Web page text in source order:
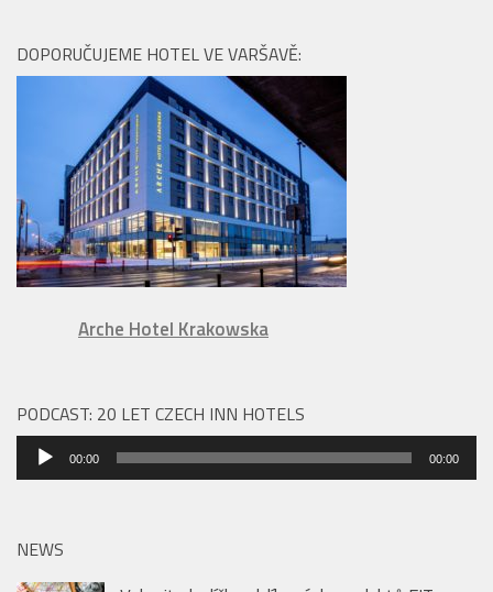
DOPORUČUJEME HOTEL VE VARŠAVĚ:
Arche Hotel Krakowska
PODCAST: 20 LET CZECH INN HOTELS
Audio
přehrávač
00:00 00:00
NEWS